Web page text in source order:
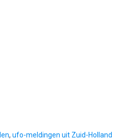
, ufo-meldingen uit Zuid-Holland